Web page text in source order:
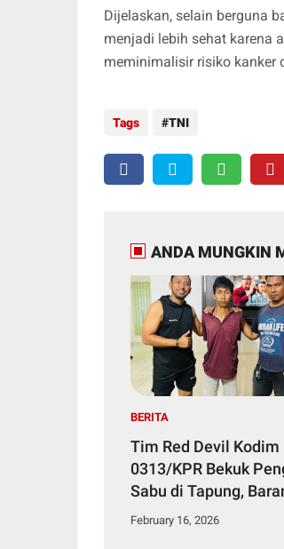
Dijelaskan, selain berguna
menjadi lebih sehat karena
meminimalisir risiko kanker
Tags TNI
ANDA MUNGKIN
BERITA
Tim Red Devil Kodim
0313/KPR Bekuk
Sabu di Tapung,
Bukti 2,91 Gram
February 16, 2026